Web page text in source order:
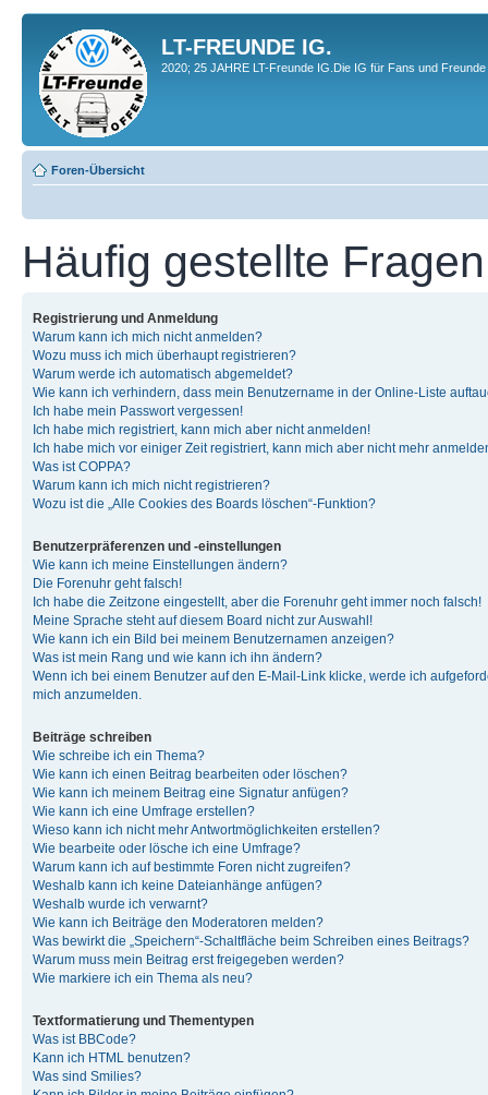
LT-FREUNDE IG.
2020; 25 JAHRE LT-Freunde IG.Die IG für Fans und
Foren-Übersicht
Häufig gestellte Fragen
Registrierung und Anmeldung
Warum kann ich mich nicht anmelden?
Wozu muss ich mich überhaupt registrieren?
Warum werde ich automatisch abgemeldet?
Wie kann ich verhindern, dass mein Benutzername in der Online-Liste
Ich habe mein Passwort vergessen!
Ich habe mich registriert, kann mich aber nicht anmelden!
Ich habe mich vor einiger Zeit registriert, kann mich aber nicht mehr
Was ist COPPA?
Warum kann ich mich nicht registrieren?
Wozu ist die „Alle Cookies des Boards löschen“-Funktion?
Benutzerpräferenzen und -einstellungen
Wie kann ich meine Einstellungen ändern?
Die Forenuhr geht falsch!
Ich habe die Zeitzone eingestellt, aber die Forenuhr geht immer noch falsch!
Meine Sprache steht auf diesem Board nicht zur Auswahl!
Wie kann ich ein Bild bei meinem Benutzernamen anzeigen?
Was ist mein Rang und wie kann ich ihn ändern?
Wenn ich bei einem Benutzer auf den E-Mail-Link klicke, werde ich
mich anzumelden.
Beiträge schreiben
Wie schreibe ich ein Thema?
Wie kann ich einen Beitrag bearbeiten oder löschen?
Wie kann ich meinem Beitrag eine Signatur anfügen?
Wie kann ich eine Umfrage erstellen?
Wieso kann ich nicht mehr Antwortmöglichkeiten erstellen?
Wie bearbeite oder lösche ich eine Umfrage?
Warum kann ich auf bestimmte Foren nicht zugreifen?
Weshalb kann ich keine Dateianhänge anfügen?
Weshalb wurde ich verwarnt?
Wie kann ich Beiträge den Moderatoren melden?
Was bewirkt die „Speichern“-Schaltfläche beim Schreiben eines Beitrags?
Warum muss mein Beitrag erst freigegeben werden?
Wie markiere ich ein Thema als neu?
Textformatierung und Thementypen
Was ist BBCode?
Kann ich HTML benutzen?
Was sind Smilies?